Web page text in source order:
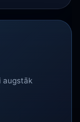
augstāk